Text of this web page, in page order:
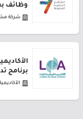
وظائف
شركة
برنامج